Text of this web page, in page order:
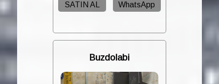
SATIN AL WhatsApp
Buzdolabi